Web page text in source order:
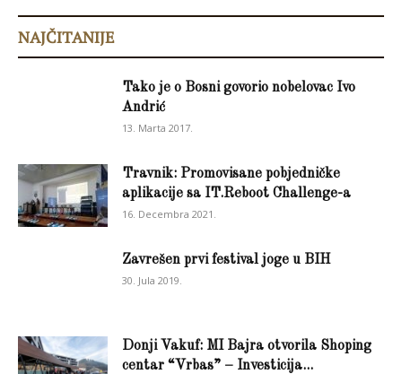
NAJČITANIJE
Tako je o Bosni govorio nobelovac Ivo
Andrić
13. Marta 2017.
Travnik: Promovisane pobjedničke
aplikacije sa IT.Reboot Challenge-a
16. Decembra 2021.
Zavrešen prvi festival joge u BIH
30. Jula 2019.
Donji Vakuf: MI Bajra otvorila Shoping
centar “Vrbas” – Investicija...